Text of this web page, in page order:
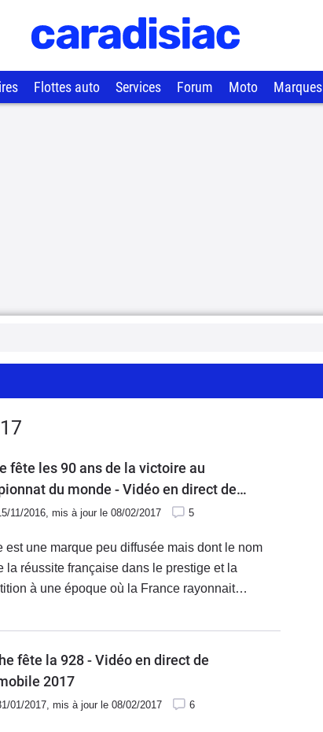
Flottes auto Services Forum Moto Marques
fête les 90 ans de la victoire au
du monde - Vidéo en direct de
2017
11/2016, mis à jour le 08/02/2017 5
est une marque peu diffusée mais dont le nom
la réussite française dans le prestige et la
à une époque où la France rayonnait
hommage aux victoires des Delage en course
fête la 928 - Vidéo en direct de
2017
01/2017, mis à jour le 08/02/2017 6